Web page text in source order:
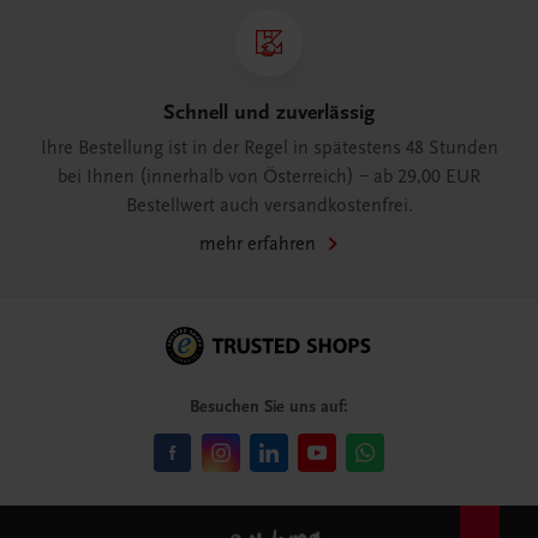
Schnell und zuverlässig
Ihre Bestellung ist in der Regel in spätestens 48 Stunden
bei Ihnen (innerhalb von Österreich) – ab 29,00 EUR
Bestellwert auch versandkostenfrei.
mehr erfahren
Besuchen Sie uns auf: